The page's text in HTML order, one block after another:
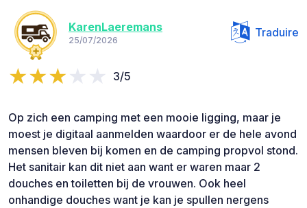
KarenLaeremans
25/07/2026
Traduire
3/5
Op zich een camping met een mooie ligging, maar je
moest je digitaal aanmelden waardoor er de hele avond
mensen bleven bij komen en de camping propvol stond.
Het sanitair kan dit niet aan want er waren maar 2
douches en toiletten bij de vrouwen. Ook heel
onhandige douches want je kan je spullen nergens